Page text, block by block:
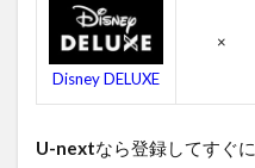
視聴
する
方法
まと
め
Disney DELUXE
×
U-nextなら登録してすぐに